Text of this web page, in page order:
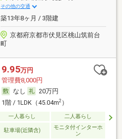
その他の交通
築13年8ヶ月 / 3階建
京都府京都市伏見区桃山筑前台
町
9.95万円
管理費8,000円
なし
20万円
1階 / 1LDK（45.04m2）
一人暮らし 二人暮らし
駐車場(近隣含)
モニタ付インターホ
ン